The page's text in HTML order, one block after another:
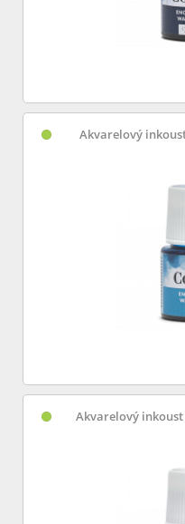
Akvarelový inkoust
Akvarelový inkoust